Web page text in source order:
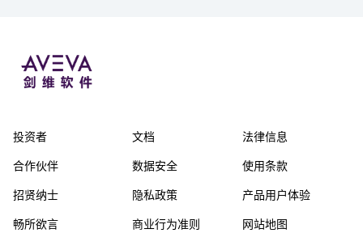
投资者
合作伙伴
招贤纳士
畅所欲言
文档
数据安全
隐私政策
商业行为准则
法律信息
使用条款
产品用户体验
网站地图